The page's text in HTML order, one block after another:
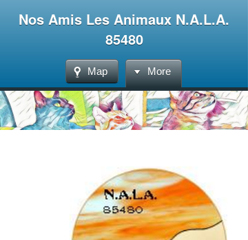
Nos Amis Les Animaux N.A.L.A.
85480
Map More